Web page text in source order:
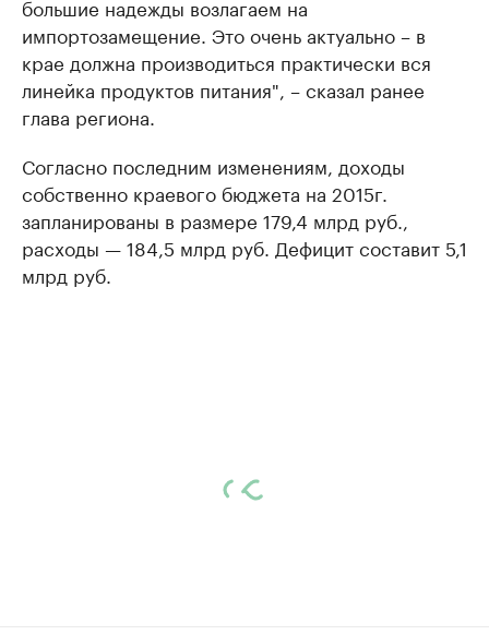
большие надежды возлагаем на
импортозамещение. Это очень актуально – в
крае должна производиться практически вся
линейка продуктов питания", – сказал ранее
глава региона.
Согласно последним изменениям, доходы
собственно краевого бюджета на 2015г.
запланированы в размере 179,4 млрд руб.,
расходы — 184,5 млрд руб. Дефицит составит 5,1
млрд руб.